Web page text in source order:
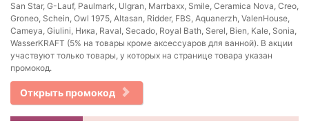
San Star, G-Lauf, Paulmark, Ulgran, Marrbaxx, Smile, Ceramica Nova, Creo,
Groneo, Schein, Owl 1975, Altasan, Ridder, FBS, Aquanerzh, ValenHouse,
Cameya, Giulini, Ника, Raval, Secado, Royal Bath, Serel, Bien, Kale, Sonia,
WasserKRAFT (5% на товары кроме аксессуаров для ванной). В акции
участвуют только товары, у которых на странице товара указан
промокод.
Открыть промокод